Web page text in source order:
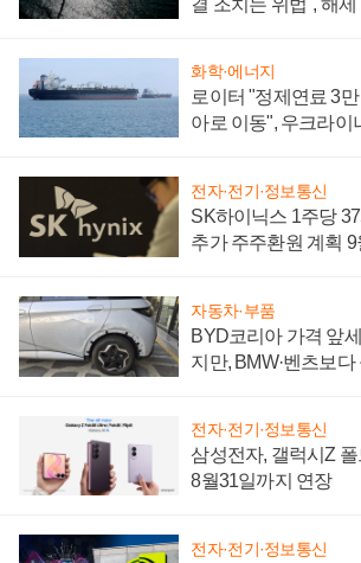
화학·에너지
로이터 "정제연료 3
아로 이동", 우크라이
전자·전기·정보통신
SK하이닉스 1주당
추가 주주환원 계획 9
자동차·부품
BYD코리아 가격 앞
지만, BMW·벤츠보
전자·전기·정보통신
삼성전자, 갤럭시Z
8월31일까지 연장
전자·전기·정보통신